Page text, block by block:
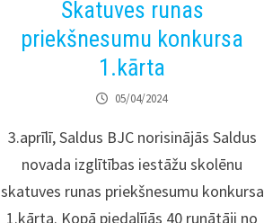
Skatuves runas
priekšnesumu konkursa
1.kārta
05/04/2024
3.aprīlī, Saldus BJC norisinājās Saldus
novada izglītības iestāžu skolēnu
skatuves runas priekšnesumu konkursa
1.kārta. Kopā piedalījās 40 runātāji no